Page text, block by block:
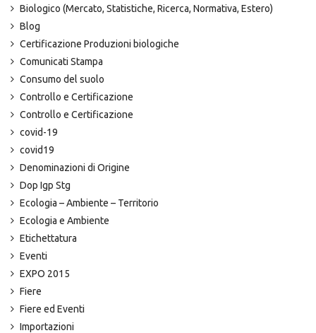
Biologico (Mercato, Statistiche, Ricerca, Normativa, Estero)
Blog
Certificazione Produzioni biologiche
Comunicati Stampa
Consumo del suolo
Controllo e Certificazione
Controllo e Certificazione
covid-19
covid19
Denominazioni di Origine
Dop Igp Stg
Ecologia – Ambiente – Territorio
Ecologia e Ambiente
Etichettatura
Eventi
EXPO 2015
Fiere
Fiere ed Eventi
Importazioni